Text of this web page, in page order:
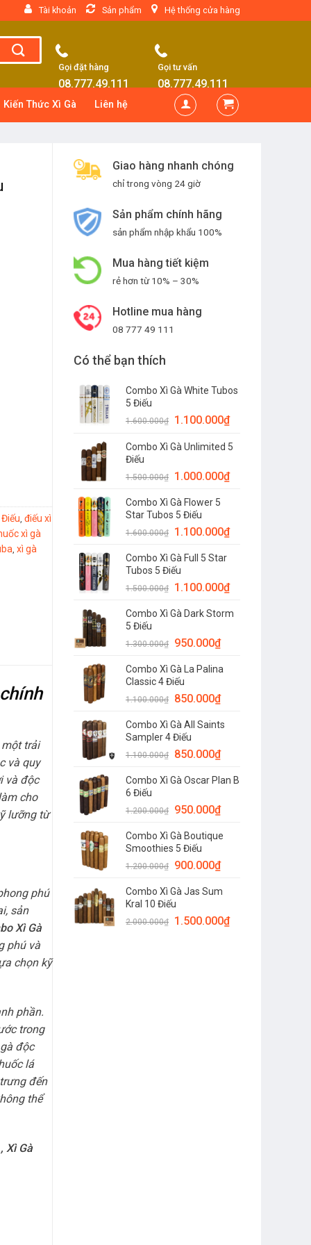
Tài khoản Sản phẩm Hệ thống cửa hàng
Gọi đặt hàng
08.777.49.111
Gọi tư vấn
08.777.49.111
Kiến Thức Xì Gà Liên hệ
Giao hàng nhanh chóng
chỉ trong vòng 24 giờ
Sản phẩm chính hãng
sản phẩm nhập khẩu 100%
Mua hàng tiết kiệm
rẻ hơn từ 10% – 30%
Hotline mua hàng
08 777 49 111
Có thể bạn thích
Combo Xì Gà White Tubos
5 Điếu
1.600.000₫ 1.100.000₫
Combo Xì Gà Unlimited 5
Điếu
1.500.000₫ 1.000.000₫
Combo Xì Gà Flower 5
Star Tubos 5 Điếu
1.600.000₫ 1.100.000₫
Combo Xì Gà Full 5 Star
Tubos 5 Điếu
1.500.000₫ 1.100.000₫
Combo Xì Gà Dark Storm
5 Điếu
1.300.000₫ 950.000₫
Combo Xì Gà La Palina
Classic 4 Điếu
1.100.000₫ 850.000₫
Combo Xì Gà All Saints
Sampler 4 Điếu
1.100.000₫ 850.000₫
Combo Xì Gà Oscar Plan B
6 Điếu
1.200.000₫ 950.000₫
Combo Xì Gà Boutique
Smoothies 5 Điếu
1.200.000₫ 900.000₫
Combo Xì Gà Jas Sum
Kral 10 Điếu
2.000.000₫ 1.500.000₫
điếu xì
xì gà
xì gà
trải
và quy
và độc
cho
lưỡng từ
phú
sản
Xì Gà
phú và
chọn kỹ
phần.
trong
độc
lá
đến
thể
Xì Gà